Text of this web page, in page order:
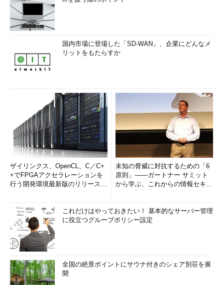
国内市場に登場した「SD-WAN」、企業にどんなメ
リットをもたらすか
ザイリンクス、OpenCL、C／C+
+でFPGAアクセラレーションを
行う開発環境最新版のリリースを
未知の脅威に対抗するための「6
原則」――ガートナー サミット
から学ぶ、これからの情報セキュ
これだけはやっておきたい！ 基本的なサーバー管理
に役立つグループポリシー設定
全国の絶景ポイントにサウナ付きのシェア別荘を展
開